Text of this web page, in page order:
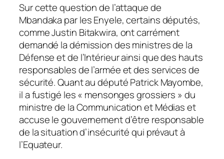
Sur cette question de l’attaque de
Mbandaka par les Enyele, certains députés,
comme Justin Bitakwira, ont carrément
demandé la démission des ministres de la
Défense et de l’Intérieur ainsi que des hauts
responsables de l’armée et des services de
sécurité. Quant au député Patrick Mayombe,
il a fustigé les « mensonges grossiers » du
ministre de la Communication et Médias et
accuse le gouvernement d’être responsable
de la situation d’insécurité qui prévaut à
l’Equateur.